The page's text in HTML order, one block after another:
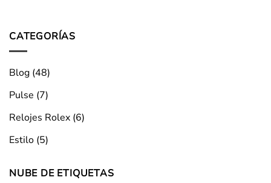
CATEGORÍAS
Blog (48)
Pulse (7)
Relojes Rolex (6)
Estilo (5)
NUBE DE ETIQUETAS